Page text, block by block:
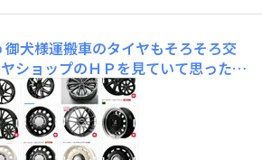
御犬様運搬車のタイヤもそろそろ交
ショップのＨＰを見ていて思ったの
して、ホイールキャップのシルバー
よねと感じたので、ホイールもセッ
を開始しました🧐グレイッシュブル
に合いそうなホイールをスクショで